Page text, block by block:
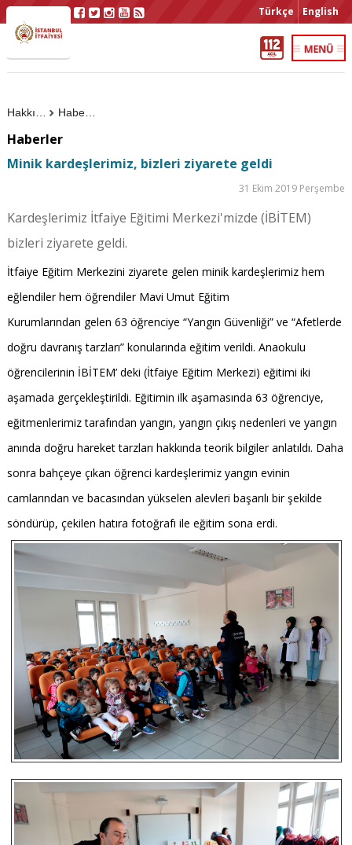
Türkçe English
Haberler
Haberler
Minik kardeşlerimiz, bizleri ziyarete geldi
31 Ekim 2019 Perşembe
Kardeşlerimiz İtfaiye Eğitimi Merkezi'mizde (İBİTEM)
bizleri ziyarete geldi.
İtfaiye Eğitim Merkezini ziyarete gelen minik kardeşlerimiz hem
eğlendiler hem öğrendiler Mavi Umut Eğitim
Kurumlarından gelen 63 öğrenciye “Yangın Güvenliği” ve “Afetlerde
doğru davranış tarzları” konularında eğitim verildi. Anaokulu
öğrencilerinin İBİTEM’ deki (İtfaiye Eğitim Merkezi) eğitimi iki
aşamada gerçekleştirildi. Eğitimin ilk aşamasında 63 öğrenciye,
eğitmenlerimiz tarafından yangın, yangın çıkış nedenleri ve yangın
anında doğru hareket tarzları hakkında teorik bilgiler anlatıldı. Daha
sonra bahçeye çıkan öğrenci kardeşlerimiz yangın evinin
camlarından ve bacasından yükselen alevleri başarılı bir şekilde
söndürüp, çekilen hatıra fotoğrafı ile eğitim sona erdi.